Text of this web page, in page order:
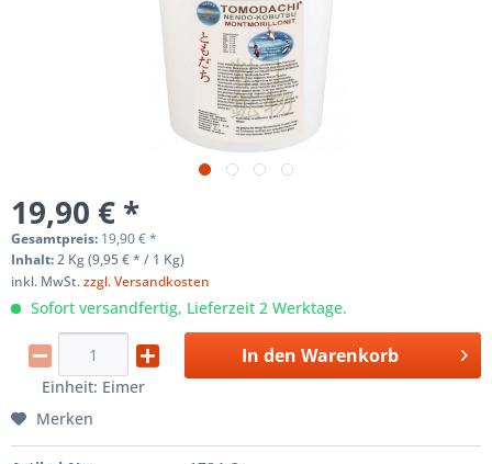
19,90 € *
Gesamtpreis: 19,90€*
Inhalt:2 Kg (9,95 € * / 1 Kg)
inkl. MwSt.zzgl. Versandkosten
Sofort versandfertig, Lieferzeit 2 Werktage.
Einheit: Eimer
In den Warenkorb
Merken